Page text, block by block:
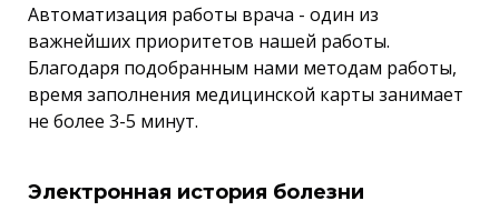
Автоматизация работы врача - один из
важнейших приоритетов нашей работы.
Благодаря подобранным нами методам работы,
время заполнения медицинской карты занимает
не более 3-5 минут.
Электронная история болезни